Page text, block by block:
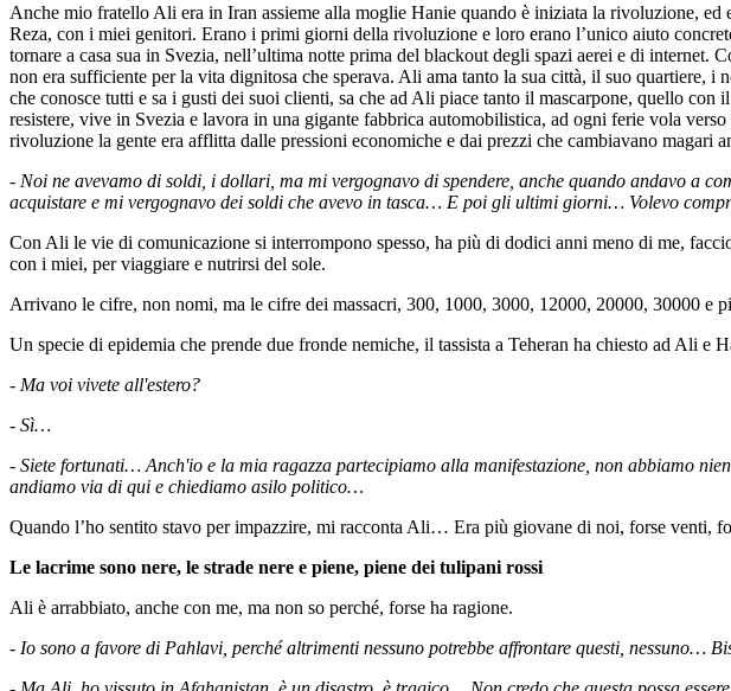
Anche mio fratello Ali era in Iran assieme alla moglie Hanie quando è iniziata la rivoluzione,
Reza, con i miei genitori. Erano i primi giorni della rivoluzione e loro erano l’unico aiuto
tornare a casa sua in Svezia, nell’ultima notte prima del blackout degli spazi aerei e di
non era sufficiente per la vita dignitosa che sperava. Ali ama tanto la sua città, il suo quartiere,
che conosce tutti e sa i gusti dei suoi clienti, sa che ad Ali piace tanto il mascarpone, quello
resistere, vive in Svezia e lavora in una gigante fabbrica automobilistica, ad ogni ferie vola
rivoluzione la gente era afflitta dalle pressioni economiche e dai prezzi che cambiavano magari
- Noi ne avevamo di soldi, i dollari, ma mi vergognavo di spendere, anche quando andavo a
acquistare e mi vergognavo dei soldi che avevo in tasca… E poi gli ultimi giorni… Volevo
Con Ali le vie di comunicazione si interrompono spesso, ha più di dodici anni meno di me,
con i miei, per viaggiare e nutrirsi del sole.
Arrivano le cifre, non nomi, ma le cifre dei massacri, 300, 1000, 3000, 12000, 20000, 30000
Un specie di epidemia che prende due fronde nemiche, il tassista a Teheran ha chiesto ad Ali e
- Ma voi vivete all'estero?
- Sì…
- Siete fortunati… Anch'io e la mia ragazza partecipiamo alla manifestazione, non abbiamo
andiamo via di qui e chiediamo asilo politico…
Quando l’ho sentito stavo per impazzire, mi racconta Ali… Era più giovane di noi, forse venti,
Le lacrime sono nere, le strade nere e piene, piene dei tulipani rossi
Ali è arrabbiato, anche con me, ma non so perché, forse ha ragione.
- Io sono a favore di Pahlavi, perché altrimenti nessuno potrebbe affrontare questi, nessuno…